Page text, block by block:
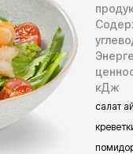
кДж
салат